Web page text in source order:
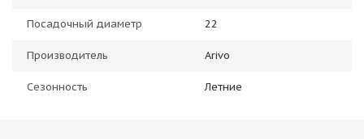
Посадочный диаметр 22
Производитель Arivo
Сезонность Летние